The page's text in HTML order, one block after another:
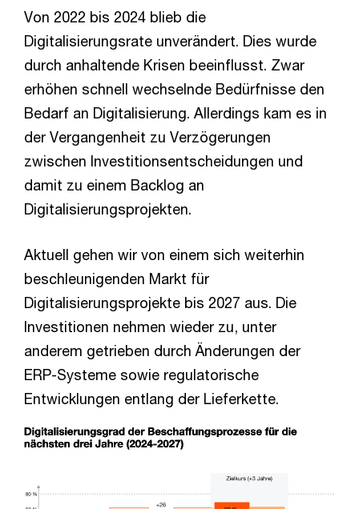
Von 2022 bis 2024 blieb die
Digitalisierungsrate unverändert. Dies wurde
durch anhaltende Krisen beeinflusst. Zwar
erhöhen schnell wechselnde Bedürfnisse den
Bedarf an Digitalisierung. Allerdings kam es in
der Vergangenheit zu Verzögerungen
zwischen Investitionsentscheidungen und
damit zu einem Backlog an
Digitalisierungsprojekten.
Aktuell gehen wir von einem sich weiterhin
beschleunigenden Markt für
Digitalisierungsprojekte bis 2027 aus. Die
Investitionen nehmen wieder zu, unter
anderem getrieben durch Änderungen der
ERP-Systeme sowie regulatorische
Entwicklungen entlang der Lieferkette.